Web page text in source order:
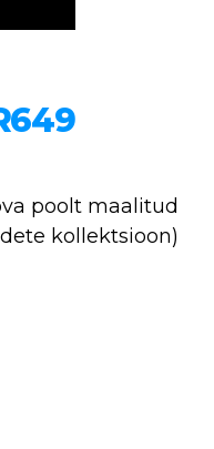
poolt maalitud
kollektsioon)